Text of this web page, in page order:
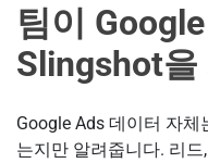
팀이
Slingshot을
Google Ads 데이터 자
는지만 알려줍니다. 리